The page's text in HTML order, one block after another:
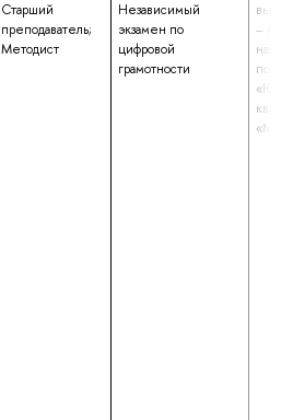
Старший
преподаватель;
Методист
Независимый
экзамен по
цифровой
грамотности
–